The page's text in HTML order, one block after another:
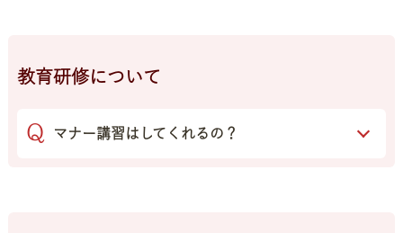
教育研修について
マナー講習はしてくれるの？